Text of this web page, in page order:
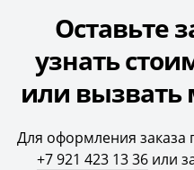
Оставьте
узнать
или вызвать
Для оформления заказа
+7 921 423 13 36или